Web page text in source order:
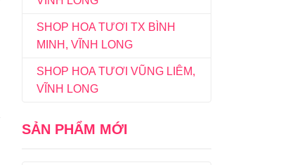
SHOP HOA TƯƠI TX BÌNH
MINH, VĨNH LONG
SHOP HOA TƯƠI VŨNG LIÊM,
VĨNH LONG
SẢN PHẨM MỚI